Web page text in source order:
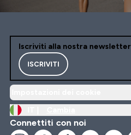
Iscriviti alla nostra newsletter
ISCRIVITI
Connettiti con noi